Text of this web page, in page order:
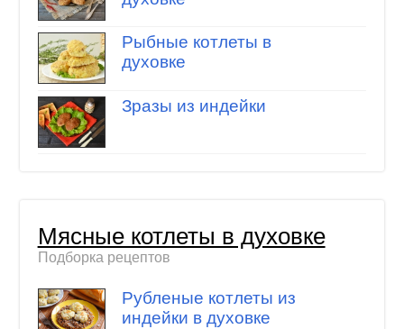
Рыбные котлеты в
духовке
Зразы из индейки
Мясные котлеты в духовке
Подборка рецептов
Рубленые котлеты из
индейки в духовке